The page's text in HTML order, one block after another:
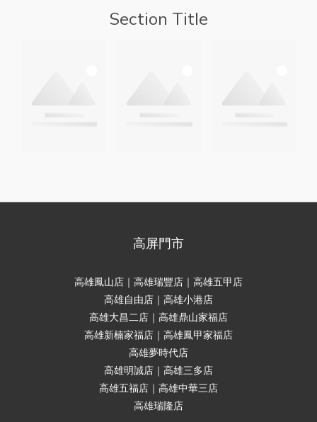
Section Title
高屏門市
高雄鳳山店｜高雄瑞豐店｜高雄五甲店
高雄自由店｜高雄小港店
高雄大昌二店｜高雄鼎山家福店
高雄新楠家福店｜高雄鳳甲家福店
高雄夢時代店
高雄明誠店｜高雄三多店
高雄五福店｜高雄中華三店
高雄瑞隆店